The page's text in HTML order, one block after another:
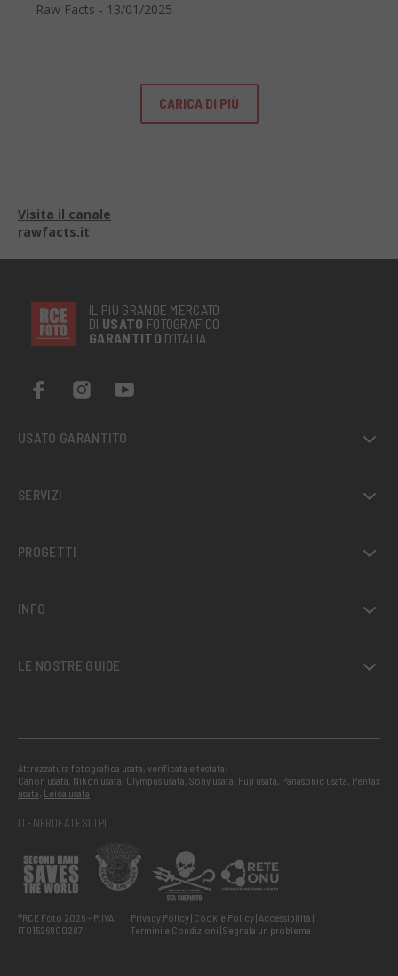
Raw Facts - 13/01/2025
CARICA DI PIÙ
Visita il canale
rawfacts.it
IL PIÙ GRANDE MERCATO
DI USATO FOTOGRAFICO
GARANTITO D’ITALIA
USATO GARANTITO
SERVIZI
PROGETTI
INFO
LE NOSTRE GUIDE
Attrezzatura fotografica usata, verificata e testata:
Canon usata, Nikon usata, Olympus usata, Sony usata, Fuji usata, Panasonic usata, Pentax
usata, Leica usata
ITENFRDEATESLTPL
®RCE Foto 2026 – P.IVA:
IT01526800287
Privacy Policy Cookie Policy Accessibilità
Termini e Condizioni Segnala un problema